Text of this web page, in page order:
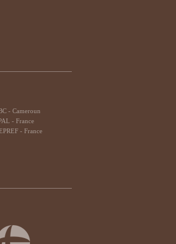
- Cameroun
- France
- France